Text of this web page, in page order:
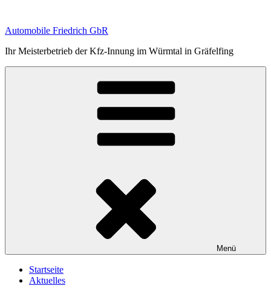
springen
Automobile Friedrich GbR
Ihr Meisterbetrieb der Kfz-Innung im Würmtal in Gräfelfing
Menü
Startseite
Aktuelles